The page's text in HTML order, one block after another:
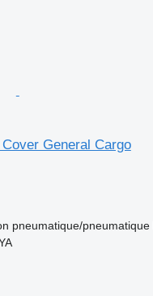
General Cargo
pneumatique/pneumatique